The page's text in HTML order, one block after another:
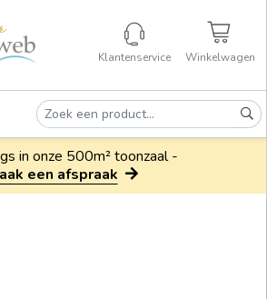
Klantenservice Winkelwagen
in onze 500m² toonzaal -
een afspraak